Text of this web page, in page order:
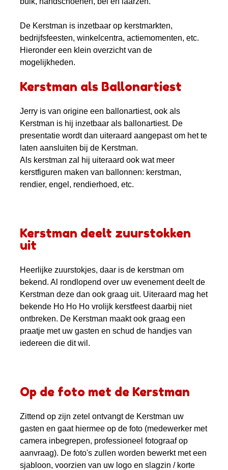
De Kerstman is inzetbaar op kerstmarkten,
bedrijfsfeesten, winkelcentra, actiemomenten, etc.
Hieronder een klein overzicht van de
mogelijkheden.
Kerstman als Ballonartiest
Jerry is van origine een ballonartiest, ook als
Kerstman is hij inzetbaar als ballonartiest. De
presentatie wordt dan uiteraard aangepast om het te
laten aansluiten bij de Kerstman.
Als kerstman zal hij uiteraard ook wat meer
kerstfiguren maken van ballonnen: kerstman,
rendier, engel, rendierhoed, etc.
Kerstman deelt zuurstokken
uit
Heerlijke zuurstokjes, daar is de kerstman om
bekend. Al rondlopend over uw evenement deelt de
Kerstman deze dan ook graag uit. Uiteraard mag het
bekende Ho Ho Ho vrolijk kerstfeest daarbij niet
ontbreken. De Kerstman maakt ook graag een
praatje met uw gasten en schud de handjes van
iedereen die dit wil.
Op de foto met de Kerstman
Zittend op zijn zetel ontvangt de Kerstman uw
gasten en gaat hiermee op de foto (medewerker met
camera inbegrepen, professioneel fotograaf op
aanvraag). De foto's zullen worden bewerkt met een
sjabloon, voorzien van uw logo en slagzin / korte